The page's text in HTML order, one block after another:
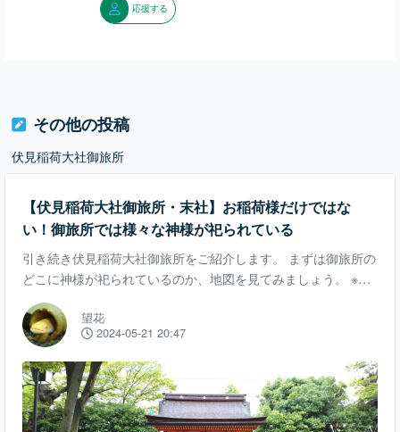
応援する
その他の投稿
伏見稲荷大社御旅所
【伏見稲荷大社御旅所・末社】お稲荷様だけではな
い！御旅所では様々な神様が祀られている
引き続き伏見稲荷大社御旅所をご紹介します。 まずは御旅所の
どこに神様が祀られているのか、地図を見てみましょう。 ※申
し訳ありませんが地図を拡大してください。 3つの社が出た
所で更にもう一度拡大すると4つ目も出ます。 御旅所の南に4つ
の社があり、それぞれ違う神様が祀られています。 その前に、
ここは北側にも鳥居があります。 中から見た様子です。 左側
が巫女舞が行われていた所、右側がお神輿が格納されている所
です。 では北からご紹介しましょう。 まずは下命婦社。 そし
てこちらが上命婦社。 いや、そっく
望花
2024-05-21 20:47